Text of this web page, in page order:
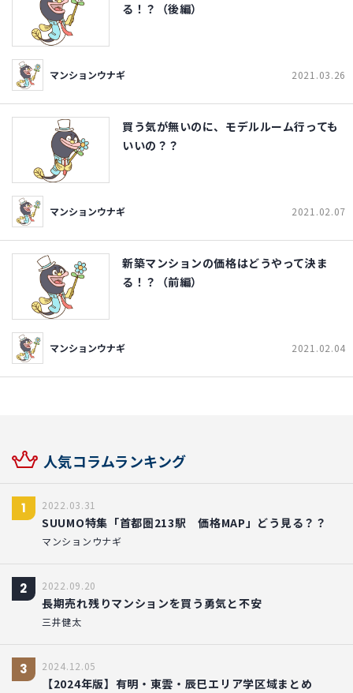
る！？（後編）
マンションウナギ 2021.03.26
買う気が無いのに、モデルルーム行っても
いいの？？
マンションウナギ 2021.02.07
新築マンションの価格はどうやって決ま
る！？（前編）
マンションウナギ 2021.02.04
人気コラムランキング
1 2022.03.31
SUUMO特集「首都圏213駅 価格MAP」どう見る？？
マンションウナギ
2 2022.09.20
長期売れ残りマンションを買う勇気と不安
三井健太
3 2024.12.05
【2024年版】有明・東雲・辰巳エリア学区域まとめ